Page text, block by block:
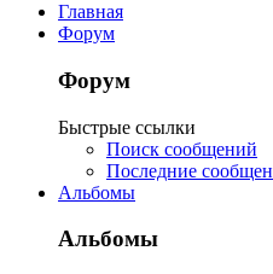
Главная
Форум
Форум
Быстрые ссылки
Поиск сообщений
Последние
Альбомы
Альбомы